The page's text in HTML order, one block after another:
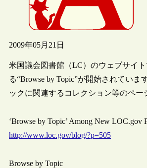
2009年05月21日
米国議会図書館（LC）のウェブサイ
る“Browse by Topic”が開始されてい
ックに関連するコレクション等のペー
‘Browse by Topic’ Among New
http://www.loc.gov/blog/?p=505
Browse by Topic